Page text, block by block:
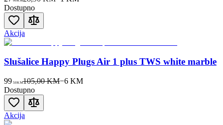
Dostupno
Akcija
Slušalice Happy Plugs Air 1 plus TWS white marble
99 50KM105,00 KM−6KM
Dostupno
Akcija